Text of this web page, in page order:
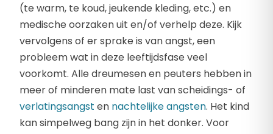
(te warm, te koud, jeukende kleding, etc.) en
medische oorzaken uit en/of verhelp deze. Kijk
vervolgens of er sprake is van angst, een
probleem wat in deze leeftijdsfase veel
voorkomt. Alle dreumesen en peuters hebben in
meer of minderen mate last van scheidings- of
verlatingsangst en nachtelijke angsten. Het kind
kan simpelweg bang zijn in het donker. Voor